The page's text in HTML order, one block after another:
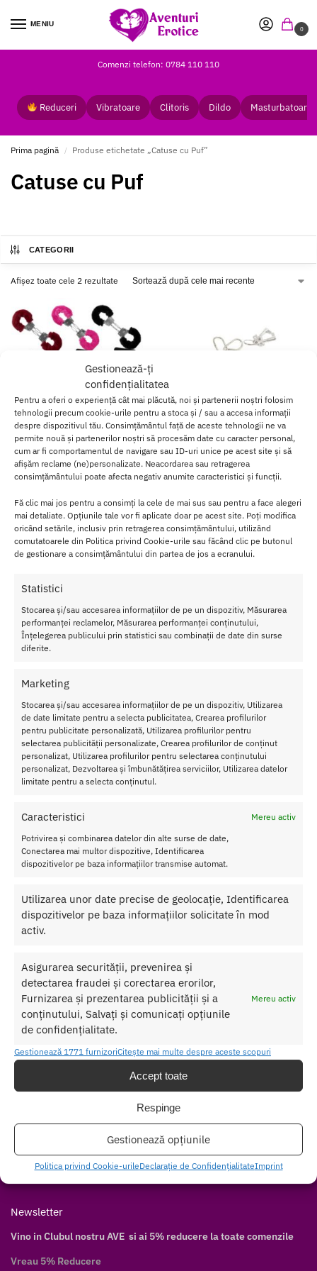
Gestionează-ți
confidențialitatea
Pentru a oferi o experiență cât mai plăcută, noi și partenerii noștri folosim
tehnologii precum cookie-urile pentru a stoca și / sau a accesa informații
despre dispozitivul tău. Consimțământul față de aceste tehnologii ne va
permite nouă și partenerilor noștri să procesăm date cu caracter personal,
cum ar fi comportamentul de navigare sau ID-uri unice pe acest site și să
afișăm reclame (ne)personalizate. Neacordarea sau retragerea
consimțământului poate afecta negativ anumite caracteristici și funcții.
Fă clic mai jos pentru a consimți la cele de mai sus sau pentru a face alegeri
mai detaliate. Opțiunile tale vor fi aplicate doar pe acest site. Poți modifica
oricând setările, inclusiv prin retragerea consimțământului, utilizând
comutatoarele din Politica privind Cookie-urile sau făcând clic pe butonul
de gestionare a consimțământului din partea de jos a ecranului.
Statistici
Stocarea și/sau accesarea informațiilor de pe un dispozitiv, Măsurarea
performanței reclamelor, Măsurarea performanței conținutului,
Înțelegerea publicului prin statistici sau combinații de date din surse
diferite.
Marketing
Stocarea și/sau accesarea informațiilor de pe un dispozitiv, Utilizarea
de date limitate pentru a selecta publicitatea, Crearea profilurilor
pentru publicitate personalizată, Utilizarea profilurilor pentru
selectarea publicității personalizate, Crearea profilurilor de conținut
personalizat, Utilizarea profilurilor pentru selectarea conținutului
personalizat, Dezvoltarea și îmbunătățirea serviciilor, Utilizarea datelor
limitate pentru a selecta conținutul.
Caracteristici
Mereu activ
Potrivirea și combinarea datelor din alte surse de date,
Conectarea mai multor dispozitive, Identificarea
dispozitivelor pe baza informațiilor transmise automat.
Utilizarea unor date precise de geolocație, Identificarea
dispozitivelor pe baza informațiilor solicitate în mod
activ.
Asigurarea securității, prevenirea și
detectarea fraudei și corectarea erorilor,
Furnizarea și prezentarea publicității și a
conținutului, Salvați și comunicați opțiunile
de confidențialitate.
Mereu activ
Gestionează 1771 furnizoriCitește mai multe despre aceste scopuri
Accept toate
Respinge
Gestionează opțiunile
Politica privind Cookie-urileDeclarație de ConfidențialitateImprint
MENIU
0
Comenzi telefon: 0784 110 110
Reduceri Vibratoare Clitoris Dildo Masturbatoare
Prima pagină / Produse etichetate „Catuse cu Puf”
Catuse cu Puf
CATEGORII
Afișez toate cele 2 rezultate
Catuse Furry Handcufs cu Puf
48.00lei
Adaugă în coș
Catuse Fetish Pleasure – Fluffy
Red Hand Cuffs
55.00 lei
Adaugă în coș
Afișez toate cele 2 rezultate
Transport Gratuit
Retur Gratis in 21 zile
Toate comenzile pot fi returnate in 14 zile conform termenilor.
Sex Shop Romania
Comanda online de oriunde ai fi si primesti comanda a 2-a zi.
Discretie Maxima
Toate produsele sunt livrate prompt si discret in toata tara
Despre Noi
Confidentialitatea datelor
Protectia Consumatorului
Contul meu
Cum cumpăr
Livrare discretă
Modalități de plată
Modalități de livrare
Twitter
Pinterest
Newsletter
Vino in Clubul nostru AVE si ai 5% reducere la toate comenzile
Vreau 5% Reducere